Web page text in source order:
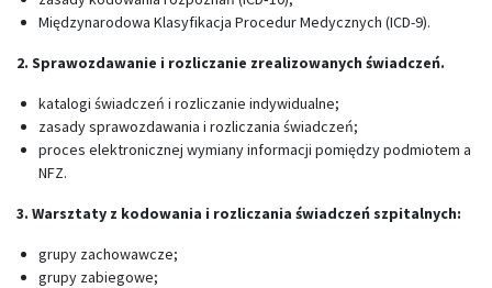
Międzynarodowa Klasyfikacja Procedur Medycznych (ICD-9).
2. Sprawozdawanie i rozliczanie zrealizowanych świadczeń.
katalogi świadczeń i rozliczanie indywidualne;
zasady sprawozdawania i rozliczania świadczeń;
proces elektronicznej wymiany informacji pomiędzy podmiotem a
NFZ.
3. Warsztaty z kodowania i rozliczania świadczeń szpitalnych:
grupy zachowawcze;
grupy zabiegowe;